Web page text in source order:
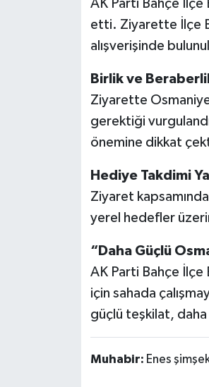
AK Parti Bahçe İlçe
etti. Ziyarette İlçe
alışverişinde
Birlik ve
Ziyarette Osmaniye
gerektiği
önemine dikkat
Hediye Takdimi
Ziyaret
yerel hedefler
“Daha Güçlü
AK Parti Bahçe İlçe
için sahada
güçlü teşkilat, daha
Muhabir: Enes